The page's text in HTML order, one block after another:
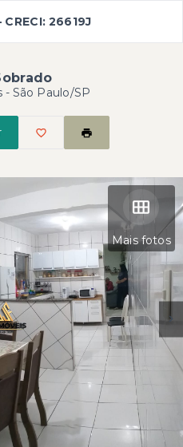
CRECI: 26619J
- São Paulo/SP
Mais fotos